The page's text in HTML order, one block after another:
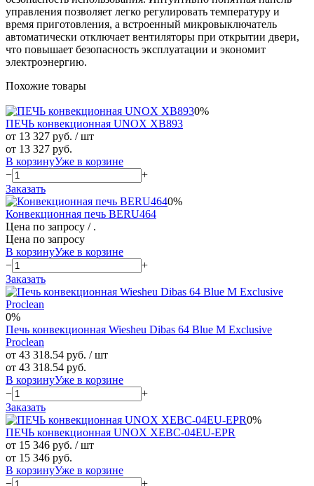
управления позволяет легко регулировать температуру и
время приготовления, а встроенный микровыключатель
автоматически отключает вентиляторы при открытии двери,
что повышает безопасность эксплуатации и экономит
электроэнергию.
Похожие товары
0%
ПЕЧЬ конвекционная UNOX XB893
от 13 327 руб. / шт
от 13 327 руб.
В корзинуУже в корзине
−
+
Заказать
0%
Конвекционная печь BERU464
Цена по запросу / .
Цена по запросу
В корзинуУже в корзине
−
+
Заказать
0%
Печь конвекционная Wiesheu Dibas 64 Blue M Exclusive
Proclean
от 43 318.54 руб. / шт
от 43 318.54 руб.
В корзинуУже в корзине
−
+
Заказать
0%
ПЕЧЬ конвекционная UNOX XEBC-04EU-EPR
от 15 346 руб. / шт
от 15 346 руб.
В корзинуУже в корзине
−
+